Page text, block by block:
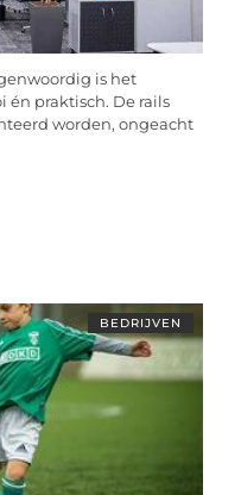
is het
én praktisch. De rails
worden, ongeacht
BEDRIJVEN